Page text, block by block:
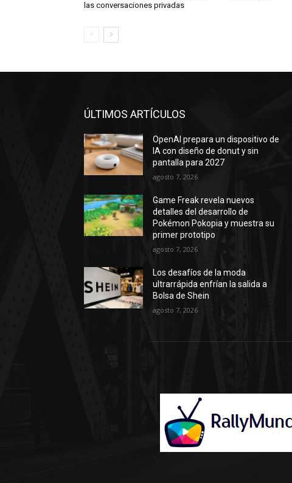
las conversaciones privadas
ÚLTIMOS ARTÍCULOS
OpenAI prepara un dispositivo de
IA con diseño de donut y sin
pantalla para 2027
agosto 7, 2026
Game Freak revela nuevos
detalles del desarrollo de
Pokémon Pokopia y muestra su
primer prototipo
agosto 7, 2026
Los desafíos de la moda
ultrarrápida enfrían la salida a
Bolsa de Shein
agosto 7, 2026